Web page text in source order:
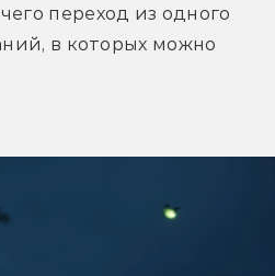
переход из одного
в которых можно